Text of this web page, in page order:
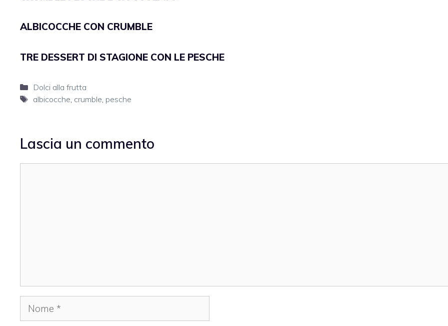
ALBICOCCHE CON CRUMBLE
TRE DESSERT DI STAGIONE CON LE PESCHE
Categorie
Dolci alla frutta
Tag
albicocche crumble pesche
Lascia un commento
Nome